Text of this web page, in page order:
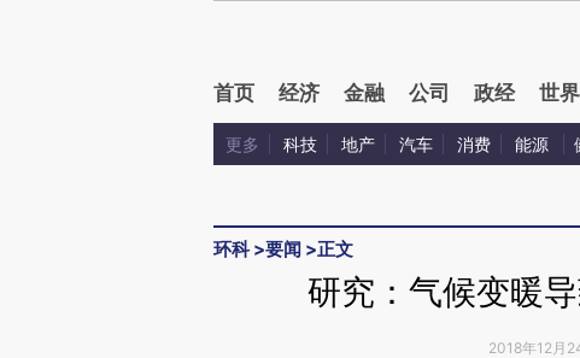
首页 经济 金融 公司 政经 世界
更多 科技 地产 汽车 消费 能源
环科>要闻 >正文
研究：气候变暖
2018年12月